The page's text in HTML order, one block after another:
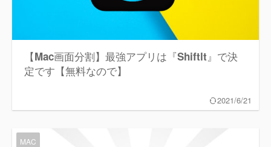
【Mac画面分割】最強アプリは『Shiftlt』で決
定です【無料なので】
2021/6/21
MAC